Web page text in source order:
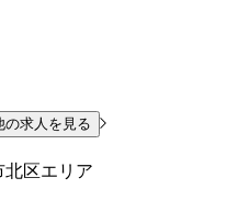
の求人を見る
区エリア